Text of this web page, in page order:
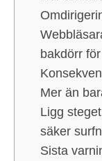
bakdörr
Mer än
Ligg
säker
Sista